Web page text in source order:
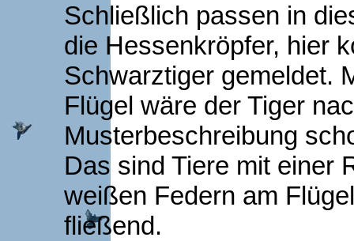
Schließlich passen in
die Hessenkröpfer, hier
Schwarztiger gemeldet.
Flügel wäre der Tiger
Musterbeschreibung
Das sind Tiere mit einer
weißen Federn am
fließend.